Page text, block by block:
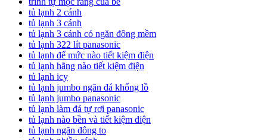
tủ lạnh 2 cánh
tủ lạnh 3 cánh
tủ lạnh 3 cánh có ngăn đông mềm
tủ lạnh 322 lít panasonic
tủ lạnh để mức nào tiết kiệm điện
tủ lạnh hãng nào tiết kiệm điện
tủ lạnh icy
tủ lạnh jumbo ngăn đá khổng lồ
tủ lạnh jumbo panasonic
tủ lạnh làm đá tự rơi panasonic
tủ lạnh nào bền và tiết kiệm điện
tủ lạnh ngăn đông to